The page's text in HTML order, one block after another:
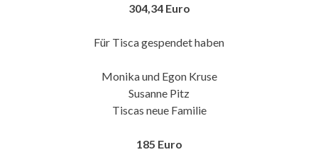
304,34 Euro
Für Tisca gespendet haben
Monika und Egon Kruse
Susanne Pitz
Tiscas neue Familie
185 Euro